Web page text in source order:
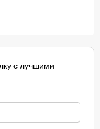
с лучшими